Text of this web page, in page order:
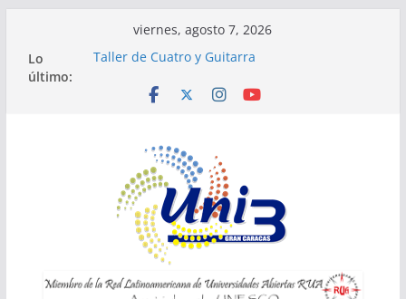
contenido
viernes, agosto 7, 2026
Lo
último:
Taller de Cuatro y Guitarra
Inscripciones para Talleres UNI3
bienestar